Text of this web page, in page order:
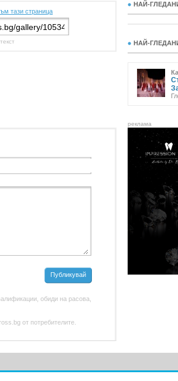
тази страница
Публикувай
обиди на расова,
от потребителите.
НАЙ-
НАЙ-
реклама